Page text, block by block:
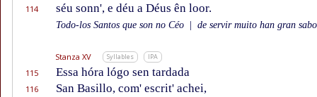
114 séu sonn', e déu a Déus ên loor.
Todo-los Santos que son no Céo de servir muito han gran
Stanza XV Syllables IPA
115 Essa hóra lógo sen tardada
116 San Basillo, com' escrit' achei,